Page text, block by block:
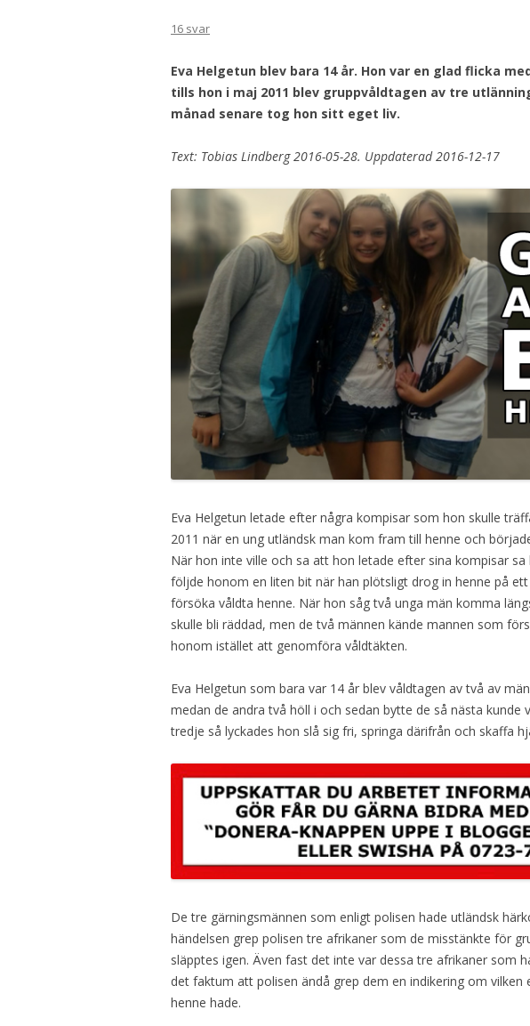
16 svar
Eva Helgetun blev bara 14 år. Hon var en glad flicka
tills hon i maj 2011 blev gruppvåldtagen av tre
månad senare tog hon sitt eget liv.
Text: Tobias Lindberg 2016-05-28. Uppdaterad 2016-12-17
Eva Helgetun letade efter några kompisar som hon skulle
2011 när en ung utländsk man kom fram till henne och
När hon inte ville och sa att hon letade efter sina kompisar
följde honom en liten bit när han plötsligt drog in henne på
försöka våldta henne. När hon såg två unga män komma
skulle bli räddad, men de två männen kände mannen som
honom istället att genomföra våldtäkten.
Eva Helgetun som bara var 14 år blev våldtagen av två av
medan de andra två höll i och sedan bytte de så nästa kunde
tredje så lyckades hon slå sig fri, springa därifrån och skaffa
De tre gärningsmännen som enligt polisen hade utländsk
händelsen grep polisen tre afrikaner som de misstänkte för
släpptes igen. Även fast det inte var dessa tre afrikaner som
det faktum att polisen ändå grep dem en indikering om
henne hade.